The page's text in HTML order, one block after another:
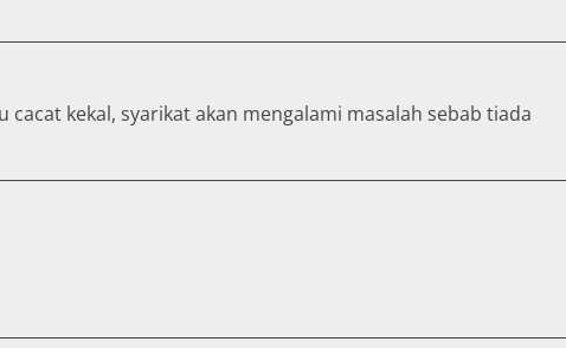
kekal, syarikat akan mengalami masalah sebab tiada